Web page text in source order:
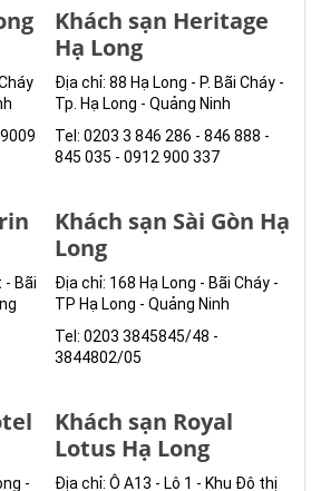
Khách sạn Heritage
Hạ Long
Địa chỉ: 88 Hạ Long - P. Bãi Cháy -
Tp. Hạ Long - Quảng Ninh
Tel: 0203 3 846 286 - 846 888 -
845 035 - 0912 900 337
- Bãi
Khách sạn Sài Gòn Hạ
Long
Địa chỉ: 168 Hạ Long - Bãi Cháy -
TP Hạ Long - Quảng Ninh
Tel: 0203 3845845/48 -
3844802/05
-
Khách sạn Royal
Lotus Hạ Long
Địa chỉ: Ô A13 - Lô 1 - Khu Đô thị